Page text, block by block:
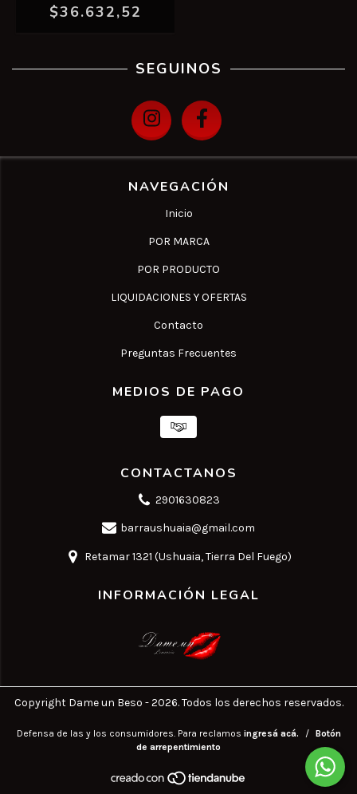
$36.632,52
SEGUINOS
NAVEGACIÓN
Inicio
POR MARCA
POR PRODUCTO
LIQUIDACIONES Y OFERTAS
Contacto
Preguntas Frecuentes
MEDIOS DE PAGO
CONTACTANOS
2901630823
barraushuaia@gmail.com
Retamar 1321 (Ushuaia, Tierra Del Fuego)
INFORMACIÓN LEGAL
Copyright Dame un Beso - 2026. Todos los derechos reservados.
Defensa de las y los consumidores. Para reclamos ingresá acá. /
Botón
de arrepentimiento